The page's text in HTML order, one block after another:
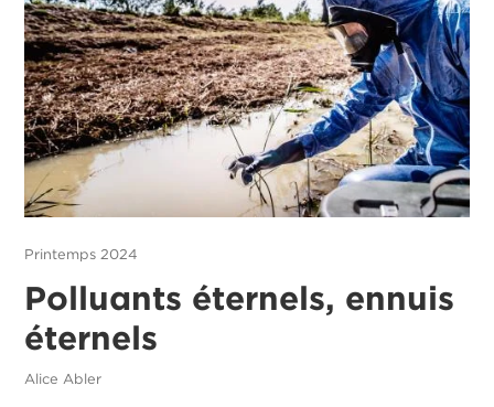
Printemps 2024
Polluants éternels, ennuis
éternels
Alice Abler